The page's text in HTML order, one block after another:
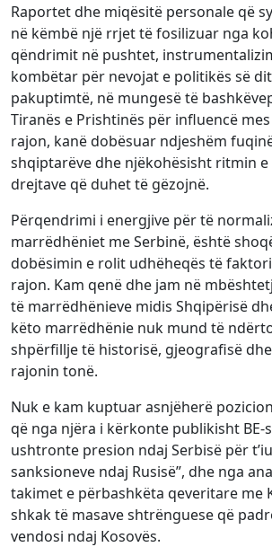
Raportet dhe miqësitë personale që
në këmbë një rrjet të fosilizuar nga
qëndrimit në pushtet,
kombëtar për nevojat e politikës së
pakuptimtë, në mungesë të
Tiranës e Prishtinës për influencë
rajon, kanë dobësuar ndjeshëm
shqiptarëve dhe njëkohësisht ritmin
drejtave që duhet të gëzojnë.
Përqendrimi i energjive për të
marrëdhëniet me Serbinë, është
dobësimin e rolit udhëheqës të
rajon. Kam qenë dhe jam në
të marrëdhënieve midis Shqipërisë
këto marrëdhënie nuk mund të
shpërfillje të historisë, gjeografisë
rajonin tonë.
Nuk e kam kuptuar asnjëherë
që nga njëra i kërkonte publikisht BE-
ushtronte presion ndaj Serbisë për
sanksioneve ndaj Rusisë”, dhe nga
takimet e përbashkëta qeveritare me
shkak të masave shtrënguese që
vendosi ndaj Kosovës.